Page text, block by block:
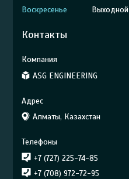
Воскресенье
Выходной
Контакты
ASG ENGINEERING
Алматы, Казахстан
+7 (727) 225-74-85
+7 (708) 972-72-95